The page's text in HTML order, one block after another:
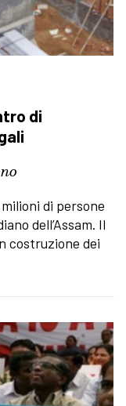
di
di persone
dell’Assam. Il
costruzione dei